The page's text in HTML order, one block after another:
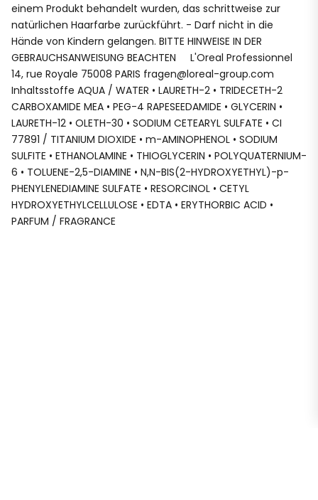
einem Produkt behandelt wurden, das schrittweise zur
natürlichen Haarfarbe zurückführt. - Darf nicht in die
Hände von Kindern gelangen. BITTE HINWEISE IN DER
GEBRAUCHSANWEISUNG BEACHTEN L'Oreal Professionnel
14, rue Royale 75008 PARIS fragen@loreal-group.com
Inhaltsstoffe AQUA / WATER • LAURETH-2 • TRIDECETH-2
CARBOXAMIDE MEA • PEG-4 RAPESEEDAMIDE • GLYCERIN •
LAURETH-12 • OLETH-30 • SODIUM CETEARYL SULFATE • CI
77891 / TITANIUM DIOXIDE • m-AMINOPHENOL • SODIUM
SULFITE • ETHANOLAMINE • THIOGLYCERIN • POLYQUATERNIUM-
6 • TOLUENE-2,5-DIAMINE • N,N-BIS(2-HYDROXYETHYL)-p-
PHENYLENEDIAMINE SULFATE • RESORCINOL • CETYL
HYDROXYETHYLCELLULOSE • EDTA • ERYTHORBIC ACID •
PARFUM / FRAGRANCE